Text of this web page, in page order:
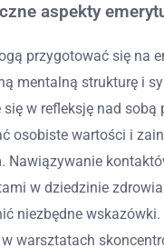
aspekty
przygotować się na
mentalną strukturę i
w refleksję nad sobą
osobiste wartości i
Nawiązywanie
w dziedzinie
niezbędne
warsztatach